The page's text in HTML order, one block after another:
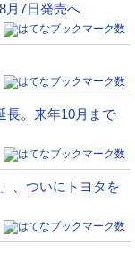
月7日発売へ
長。来年10月まで
、ついにトヨタを